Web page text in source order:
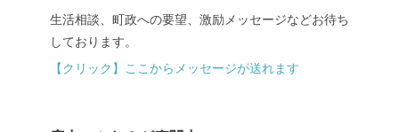
生活相談、町政への要望、激励メッセージなどお待ち
しております。
【クリック】ここからメッセージが送れます